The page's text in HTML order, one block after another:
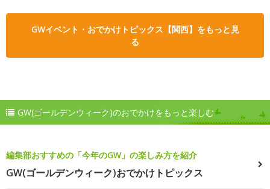
GWイベント・おでかけトピックス【関西】をもっと見
る
GW(ゴールデンウィーク)のおでかけをもっと楽しむ
編集部おすすめの「今年のGW」の楽しみ方を紹介
GW(ゴールデンウィーク)おでかけトピックス